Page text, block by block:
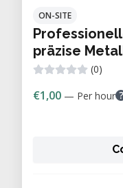
ON-SITE
präzise
(0)
€1,00 — Per hour ?